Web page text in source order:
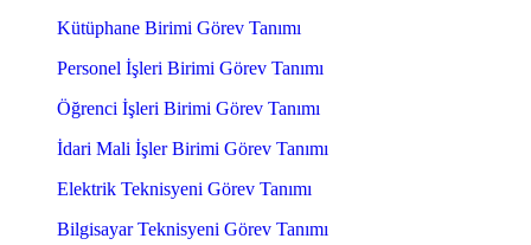
Kütüphane Birimi Görev Tanımı
Personel İşleri Birimi Görev Tanımı
Öğrenci İşleri Birimi Görev Tanımı
İdari Mali İşler Birimi Görev Tanımı
Elektrik Teknisyeni Görev Tanımı
Bilgisayar Teknisyeni Görev Tanımı